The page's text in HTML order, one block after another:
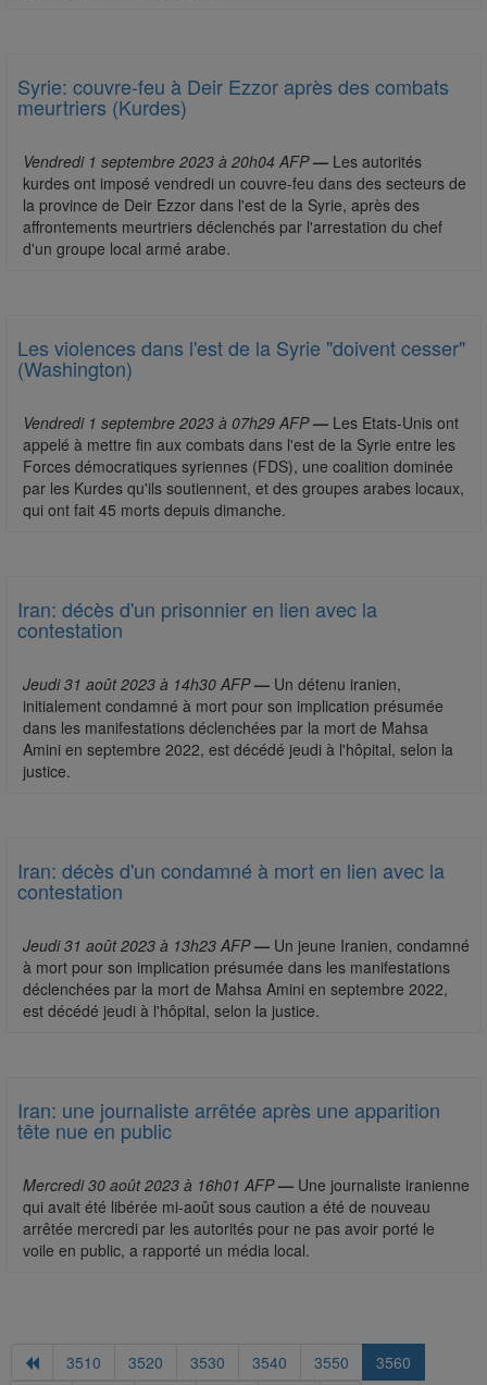
Syrie: couvre-feu à Deir Ezzor après des combats
meurtriers (Kurdes)
Vendredi 1 septembre 2023 à 20h04 AFP — Les autorités
kurdes ont imposé vendredi un couvre-feu dans des secteurs de
la province de Deir Ezzor dans l'est de la Syrie, après des
affrontements meurtriers déclenchés par l'arrestation du chef
d'un groupe local armé arabe.
Les violences dans l'est de la Syrie "doivent cesser"
(Washington)
Vendredi 1 septembre 2023 à 07h29 AFP — Les Etats-Unis ont
appelé à mettre fin aux combats dans l'est de la Syrie entre les
Forces démocratiques syriennes (FDS), une coalition dominée
par les Kurdes qu'ils soutiennent, et des groupes arabes locaux,
qui ont fait 45 morts depuis dimanche.
Iran: décès d'un prisonnier en lien avec la
contestation
Jeudi 31 août 2023 à 14h30 AFP — Un détenu iranien,
initialement condamné à mort pour son implication présumée
dans les manifestations déclenchées par la mort de Mahsa
Amini en septembre 2022, est décédé jeudi à l'hôpital, selon la
justice.
Iran: décès d'un condamné à mort en lien avec la
contestation
Jeudi 31 août 2023 à 13h23 AFP — Un jeune Iranien, condamné
à mort pour son implication présumée dans les manifestations
déclenchées par la mort de Mahsa Amini en septembre 2022,
est décédé jeudi à l'hôpital, selon la justice.
Iran: une journaliste arrêtée après une apparition
tête nue en public
Mercredi 30 août 2023 à 16h01 AFP — Une journaliste iranienne
qui avait été libérée mi-août sous caution a été de nouveau
arrêtée mercredi par les autorités pour ne pas avoir porté le
voile en public, a rapporté un média local.
3510 3520 3530 3540 3550
3560